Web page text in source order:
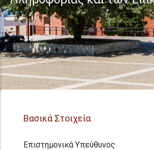
Βασικά Στοιχεία
Επιστημονικά Υπεύθυνος